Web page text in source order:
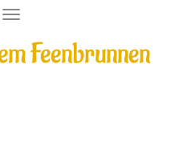
Feenbrunnen
T
G